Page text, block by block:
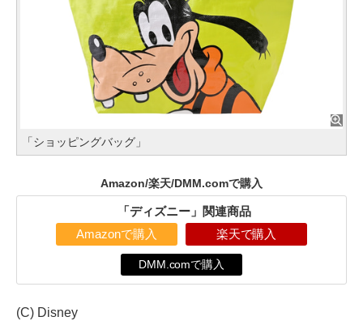
「ショッピングバッグ」
Amazon/楽天/DMM.comで購入
「ディズニー」関連商品
Amazonで購入 楽天で購入
DMM.comで購入
(C) Disney